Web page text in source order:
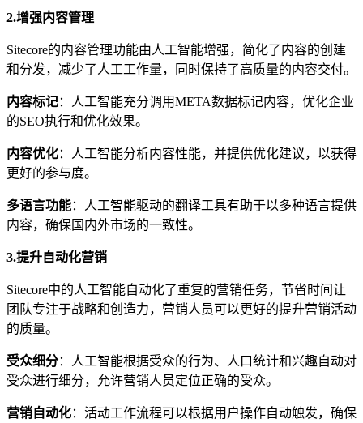
2.增强内容管理
Sitecore的内容管理功能由人工智能增强，简化了内容的创建
和分发，减少了人工工作量，同时保持了高质量的内容交付。
内容标记：人工智能充分调用META数据标记内容，优化企业
的SEO执行和优化效果。
内容优化：人工智能分析内容性能，并提供优化建议，以获得
更好的参与度。
多语言功能：人工智能驱动的翻译工具有助于以多种语言提供
内容，确保国内外市场的一致性。
3.提升自动化营销
Sitecore中的人工智能自动化了重复的营销任务，节省时间让
团队专注于战略和创造力，营销人员可以更好的提升营销活动
的质量。
受众细分：人工智能根据受众的行为、人口统计和兴趣自动对
受众进行细分，允许营销人员定位正确的受众。
营销自动化：活动工作流程可以根据用户操作自动触发，确保